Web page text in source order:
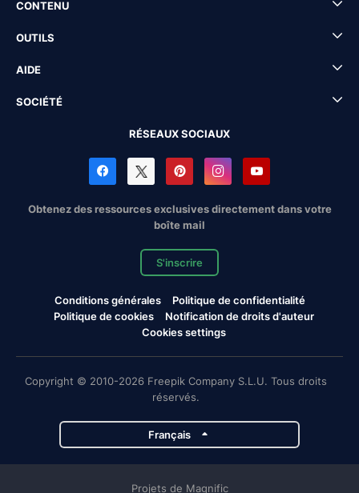
CONTENU
OUTILS
AIDE
SOCIÉTÉ
RÉSEAUX SOCIAUX
Obtenez des ressources exclusives directement dans votre
boîte mail
S'inscrire
Conditions générales
Politique de confidentialité
Politique de cookies
Notification de droits d'auteur
Cookies settings
Copyright © 2010-2026 Freepik Company S.L.U. Tous droits
réservés.
Français
Projets de Magnific